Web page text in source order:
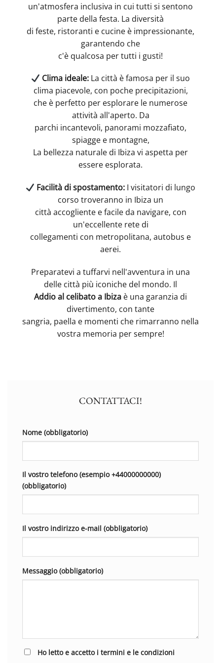
un'atmosfera inclusiva in cui tutti si sentono
parte della festa. La diversità
di feste, ristoranti e cucine è impressionante,
garantendo che
c'è qualcosa per tutti i gusti!
Clima ideale: La città è famosa per il suo
clima piacevole, con poche precipitazioni,
che è perfetto per esplorare le numerose
attività all'aperto. Da
parchi incantevoli, panorami mozzafiato,
spiagge e montagne,
La bellezza naturale di Ibiza vi aspetta per
essere esplorata.
Facilità di spostamento: I visitatori di lungo
corso troveranno in Ibiza un
città accogliente e facile da navigare, con
un'eccellente rete di
collegamenti con metropolitana, autobus e
aerei.
Preparatevi a tuffarvi nell'avventura in una
delle città più iconiche del mondo. Il
Addio al celibato a Ibiza è una garanzia di
divertimento, con tante
sangria, paella e momenti che rimarranno nella
vostra memoria per sempre!
CONTATTACI!
Nome (obbligatorio)
Il vostro telefono (esempio +44000000000)
(obbligatorio)
Il vostro indirizzo e-mail (obbligatorio)
Messaggio (obbligatorio)
Ho letto e accetto i termini e le condizioni